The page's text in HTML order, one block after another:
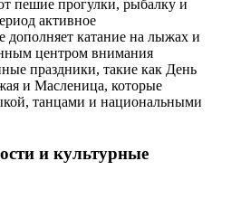
пешие прогулки, рыбалку и
активное
дополняет катание на лыжах и
центром внимания
праздники, такие как День
и Масленица, которые
танцами и национальными
и культурные